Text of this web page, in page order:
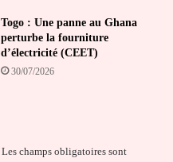
Togo : Une panne au Ghana
perturbe la fourniture
d’électricité (CEET)
30/07/2026
Les champs obligatoires sont